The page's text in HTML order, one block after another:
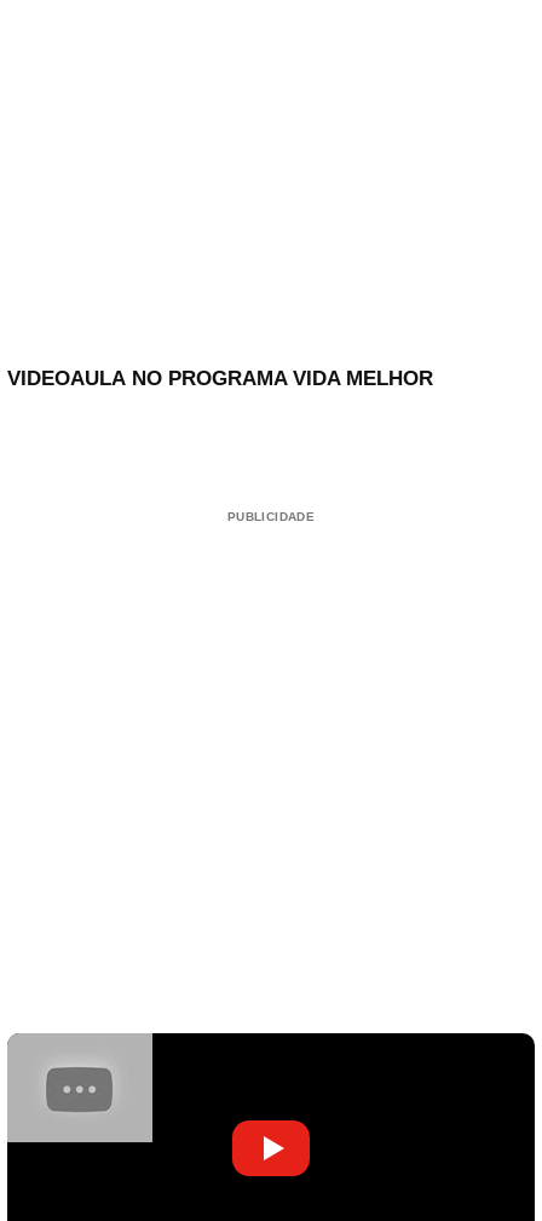
VIDEOAULA NO PROGRAMA VIDA MELHOR
PUBLICIDADE